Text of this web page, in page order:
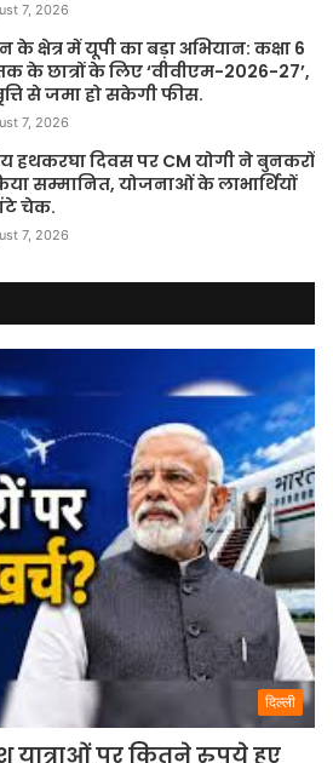
7, 2026
के क्षेत्र में यूपी का बड़ा अभियान: कक्षा 6
के छात्रों के लिए ‘वीवीएम-2026-27’,
से जमा हो सकेगी फीस.
7, 2026
हथकरघा दिवस पर CM योगी ने बुनकरों
सम्मानित, योजनाओं के लाभार्थियों
चेक.
7, 2026
दिल्ली
यात्राओं पर कितने रुपये हुए